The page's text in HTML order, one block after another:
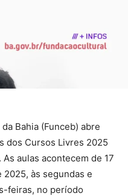
Bahia (Funceb) abre
dos Cursos Livres 2025
As aulas acontecem de 17
às segundas e
feiras, no período